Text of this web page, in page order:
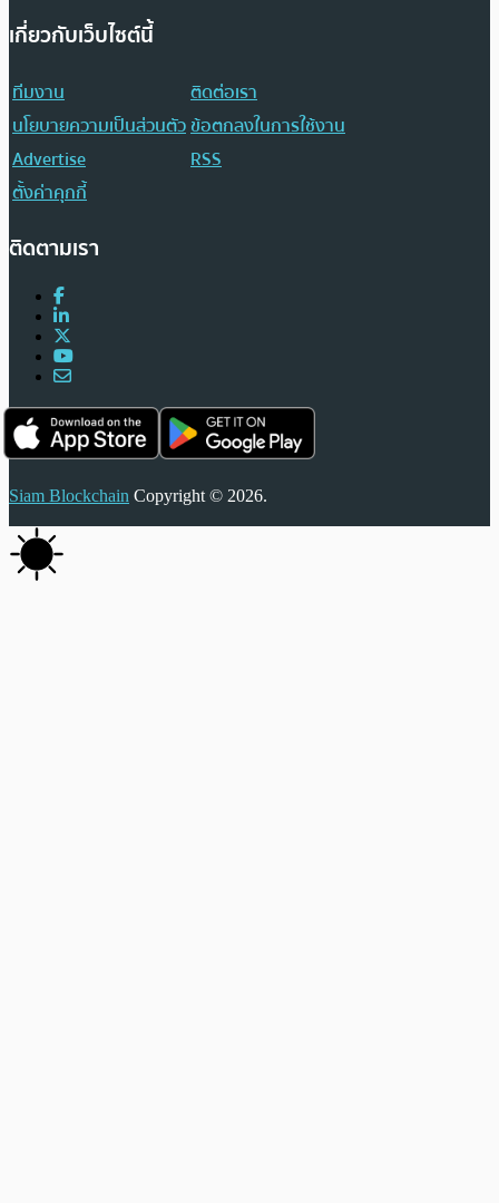
เกี่ยวกับเว็บไซต์นี้
ทีมงาน
ติดต่อเรา
นโยบายความเป็นส่วนตัวข้อตกลงในการใช้งาน
Advertise
RSS
ตั้งค่าคุกกี้
ติดตามเรา
Siam Blockchain Copyright © 2026.